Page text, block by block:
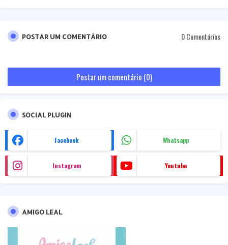
POSTAR UM COMENTÁRIO 0 Comentários
Postar um comentário (0)
SOCIAL PLUGIN
Facebook Whatsapp
Instagram Youtube
AMIGO LEAL